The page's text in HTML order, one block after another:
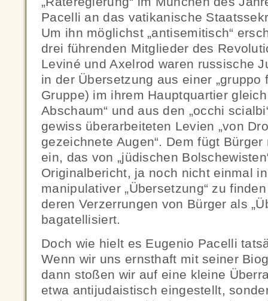
Pacelli an das vatikanische
Um ihn möglichst „antisemitisch“
drei führenden Mitglieder des
Leviné und Axelrod waren russische
in der Übersetzung aus einer „gruppo
Gruppe) im ihrem Hauptquartier
Abschaum“ und aus den „occhi
gewiss überarbeiteten Levien „von
gezeichnete Augen“. Dem fügt
ein, das von „jüdischen
Originalbericht, ja noch nicht einmal
manipulativer „Übersetzung“ zu
deren Verzerrungen von Bürger als
bagatellisiert.
Doch wie hielt es Eugenio Pacelli
Wenn wir uns ernsthaft mit seiner
dann stoßen wir auf eine kleine
etwa antijudaistisch eingestellt,